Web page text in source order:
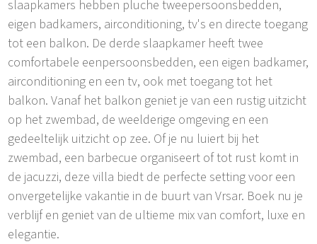
slaapkamers hebben pluche tweepersoonsbedden,
eigen badkamers, airconditioning, tv's en directe toegang
tot een balkon. De derde slaapkamer heeft twee
comfortabele eenpersoonsbedden, een eigen badkamer,
airconditioning en een tv, ook met toegang tot het
balkon. Vanaf het balkon geniet je van een rustig uitzicht
op het zwembad, de weelderige omgeving en een
gedeeltelijk uitzicht op zee. Of je nu luiert bij het
zwembad, een barbecue organiseert of tot rust komt in
de jacuzzi, deze villa biedt de perfecte setting voor een
onvergetelijke vakantie in de buurt van Vrsar. Boek nu je
verblijf en geniet van de ultieme mix van comfort, luxe en
elegantie.